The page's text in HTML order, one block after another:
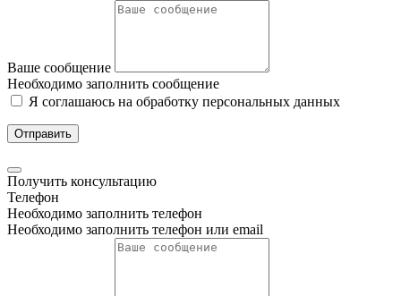
Ваше сообщение
Необходимо заполнить сообщение
Я соглашаюсь на обработку персональных данных
Отправить
Получить консультацию
Телефон
Необходимо заполнить телефон
Необходимо заполнить телефон или email